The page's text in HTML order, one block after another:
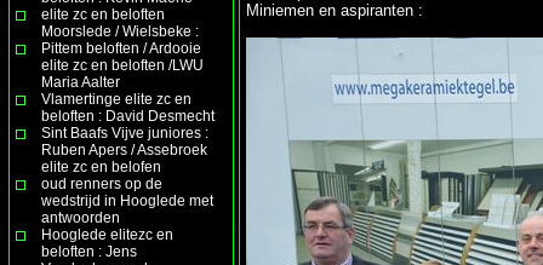
elite zc en beloften
Moorslede / Wielsbeke :
Pittem beloften / Ardooie
elite zc en beloften /LWU
Maria Aalter
Vlamertinge elite zc en
beloften : David Desmecht
Sint Baafs Vijve juniores :
Ruben Apers / Assebroek
elite zc en belofen
oud renners op de
wedstrijd in Hooglede met
antwoorden
Hooglede elitezc en
beloften : Jens
Miniemen en aspiranten :